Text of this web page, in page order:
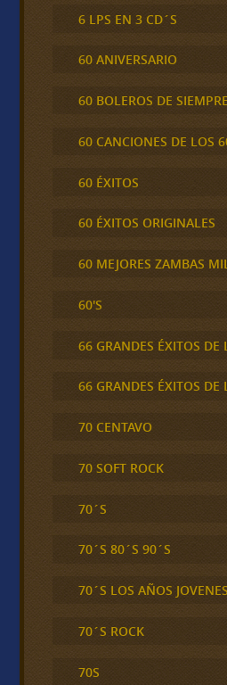
6 LPS EN 3 CD´S
60 ANIVERSARIO
60 BOLEROS DE SIEMPRE
60 CANCIONES DE LOS
60 ÉXITOS
60 ÉXITOS ORIGINALES
60 MEJORES ZAMBAS
60'S
66 GRANDES ÉXITOS DE
66 GRANDES ÉXITOS DE
70 CENTAVO
70 SOFT ROCK
70´S
70´S 80´S 90´S
70´S LOS AÑOS
70´S ROCK
70S